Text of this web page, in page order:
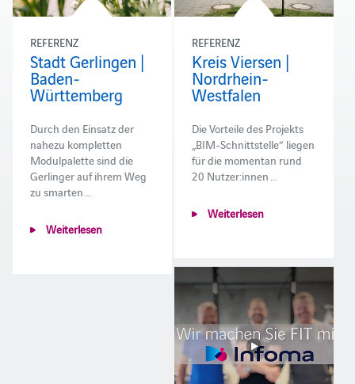
REFERENZ
Stadt Gerlingen |
Baden-
Württemberg
Durch den Einsatz der
nahezu kompletten
Modulpalette sind die
Gerlinger auf ihrem Weg
zu smarten …
Weiterlesen
REFERENZ
Kreis Viersen |
Nordrhein-
Westfalen
Die Vorteile des Projekts
„BIM-Schnittstelle“ liegen
für die momentan rund
20 Nutzer:innen …
Weiterlesen